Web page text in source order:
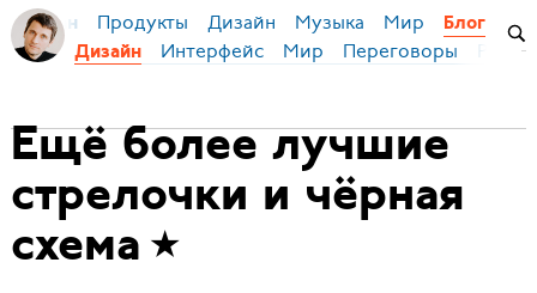
Бирман Продукты Дизайн Музыка Мир
Блог
Дизайн
Интерфейс Мир Переговоры
Ещё более лучшие
стрелочки и чёрная
схема